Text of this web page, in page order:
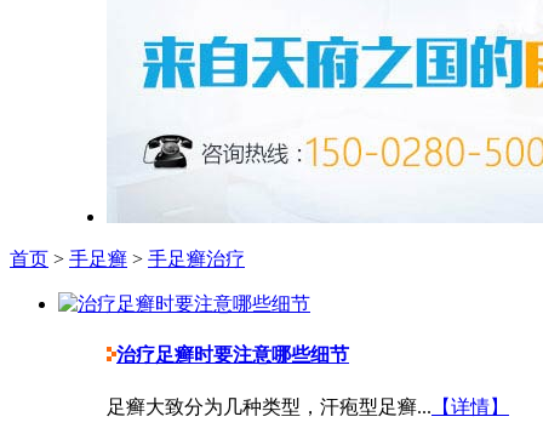
首页 > 手足癣 > 手足癣治疗
治疗足癣时要注意哪些细节
足癣大致分为几种类型，汗疱型足癣... 【详情】